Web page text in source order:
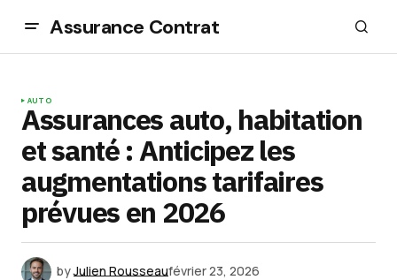
Assurance Contrat
AUTO
Assurances auto, habitation
et santé : Anticipez les
augmentations tarifaires
prévues en 2026
byJulien Rousseaufévrier 23, 2026